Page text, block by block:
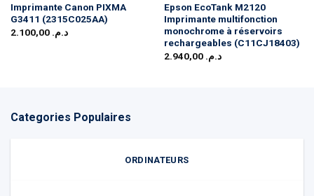
Imprimante Canon PIXMA
G3411 (2315C025AA)
د.م. 2.100,00
Epson EcoTank M2120
Imprimante multifonction
monochrome à réservoirs
rechargeables (C11CJ18403)
د.م. 2.940,00
Categories Populaires
ORDINATEURS